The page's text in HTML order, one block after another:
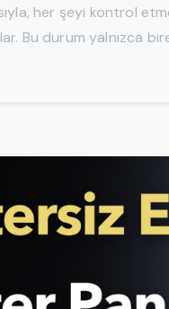
her şeyi kontrol
Bu durum yalnızca